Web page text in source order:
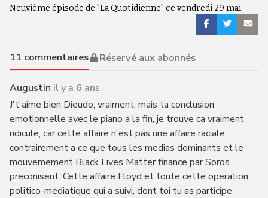
Neuvième épisode de "La Quotidienne" ce vendredi 29 mai.
11 commentaires Réservé aux abonnés
Augustin il y a 6 ans
J't'aime bien Dieudo, vraiment, mais ta conclusion
emotionnelle avec le piano a la fin, je trouve ca vraiment
ridicule, car cette affaire n'est pas une affaire raciale
contrairement a ce que tous les medias dominants et le
mouvemement Black Lives Matter finance par Soros
preconisent. Cette affaire Floyd et toute cette operation
politico-mediatique qui a suivi, dont toi tu as participe